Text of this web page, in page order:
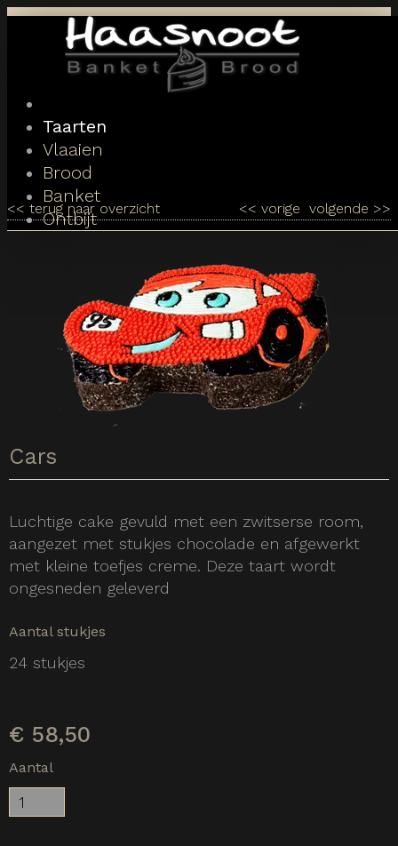
Toggle
navigation
Taarten
Vlaaien
Brood
Banket
Ontbijt
<< terug naar overzicht volgende >>
<< vorige
Cars
Luchtige cake gevuld met een zwitserse room,
aangezet met stukjes chocolade en afgewerkt
met kleine toefjes creme. Deze taart wordt
ongesneden geleverd
Aantal stukjes
24 stukjes
€ 58,50
Aantal